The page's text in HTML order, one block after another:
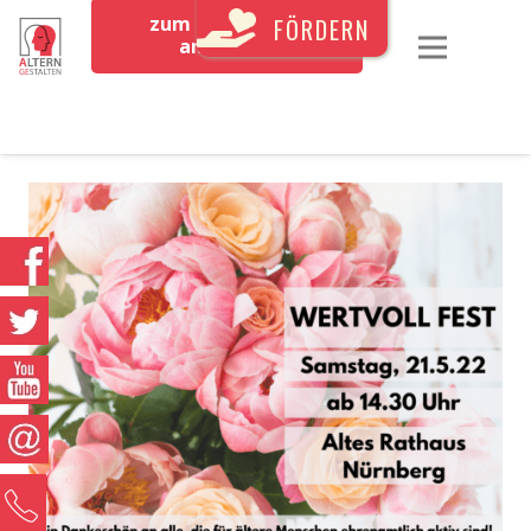
zum Newsletter
anmeldenFÖRDERN